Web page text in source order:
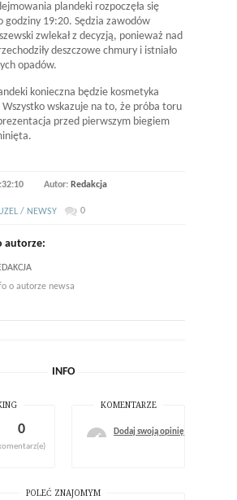
plandeki rozpoczęła się
godziny 19:20. Sędzia zawodów
zwlekał z decyzją, ponieważ nad
deszczowe chmury i istniało
opadów.
konieczna będzie kosmetyka
wskazuje na to, że próba toru
przed pierwszym biegiem
Autor: Redakcja
/ NEWSY 0
autorze:
o autorze newsa
INFO
0
KOMENTARZE
Dodaj swoją opinię
POLEĆ ZNAJOMYM